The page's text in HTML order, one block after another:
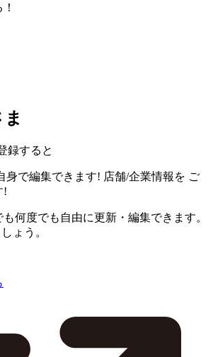
録すると
身で編集できます! 店舗/企業情報を ご
!
何度でも自由に更新・編集できます。
ょう。